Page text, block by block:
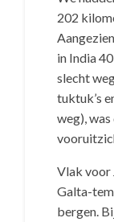
202
in India
slecht
tuktuk’s
weg),
Vlak voor
Galta-
bergen.